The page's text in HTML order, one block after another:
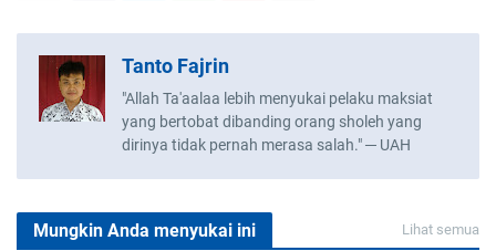
Tanto Fajrin
"Allah Ta'aalaa lebih menyukai pelaku maksiat
yang bertobat dibanding orang sholeh yang
dirinya tidak pernah merasa salah." ─ UAH
Mungkin Anda menyukai ini Lihat semua